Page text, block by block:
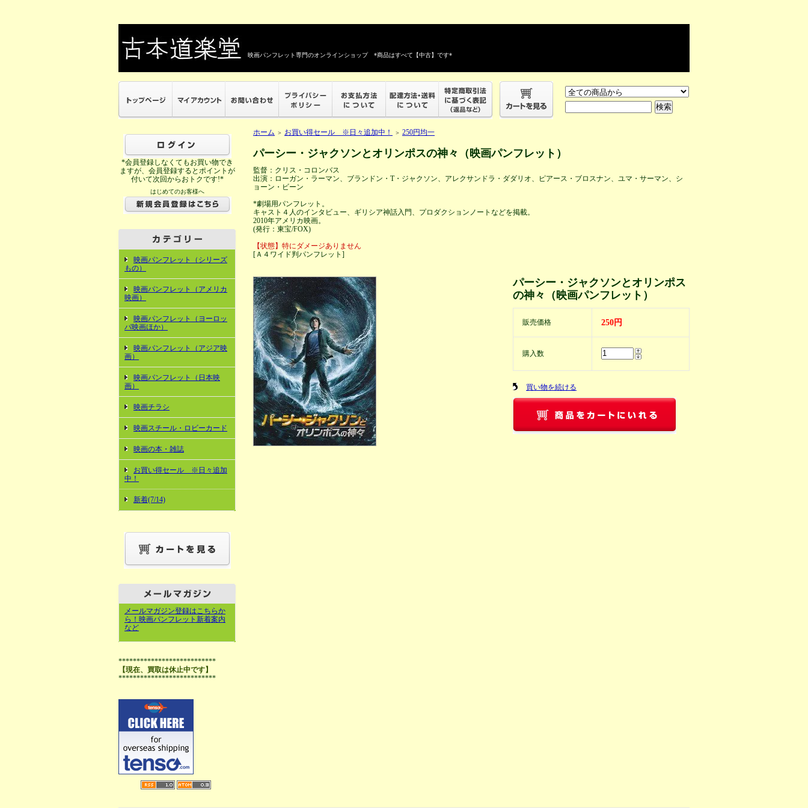
映画パンフレット専門のオンラインショップ *商品はすべて【中古】です*
*会員登録しなくてもお買い物でき
ますが、会員登録するとポイントが
付いて次回からおトクです!*
はじめてのお客様へ
映画パンフレット（シリーズ
もの）
映画パンフレット（アメリカ
映画）
映画パンフレット（ヨーロッ
パ映画ほか）
映画パンフレット（アジア映
画）
映画パンフレット（日本映
画）
映画チラシ
映画スチール・ロビーカード
映画の本・雑誌
お買い得セール ※日々追加
中！
新着(7/14)
メールマガジン登録はこちらか
ら！映画パンフレット新着案内
など
***************************
【現在、買取は休止中です】
***************************
ホーム ＞ お買い得セール ※日々追加中！ ＞ 250円均一
パーシー・ジャクソンとオリンポスの神々（映画パンフレット）
監督：クリス・コロンバス
出演：ローガン・ラーマン、ブランドン・T・ジャクソン、アレクサンドラ・ダダリオ、ピアース・ブロスナン、ユマ・サーマン、シ
ョーン・ビーン
*劇場用パンフレット。
キャスト４人のインタビュー、ギリシア神話入門、プロダクションノートなどを掲載。
2010年アメリカ映画。
(発行：東宝/FOX)
【状態】特にダメージありません
[Ａ４ワイド判パンフレット]
パーシー・ジャクソンとオリンポス
の神々（映画パンフレット）
販売価格 250円
購入数
買い物を続ける